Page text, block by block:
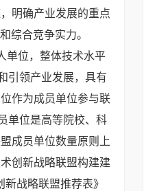
明确产业发展的重点
综合竞争实力。
单位，整体技术水平
引领产业发展，具有
作为成员单位参与联
单位是高等院校、科
盟成员单位数量原则上
创新战略联盟构建建
战略联盟推荐表》